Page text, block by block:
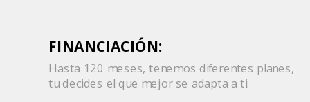
FINANCIACIÓN:
Hasta 120 meses, tenemos diferentes planes,
tu decides el que mejor se adapta a ti.